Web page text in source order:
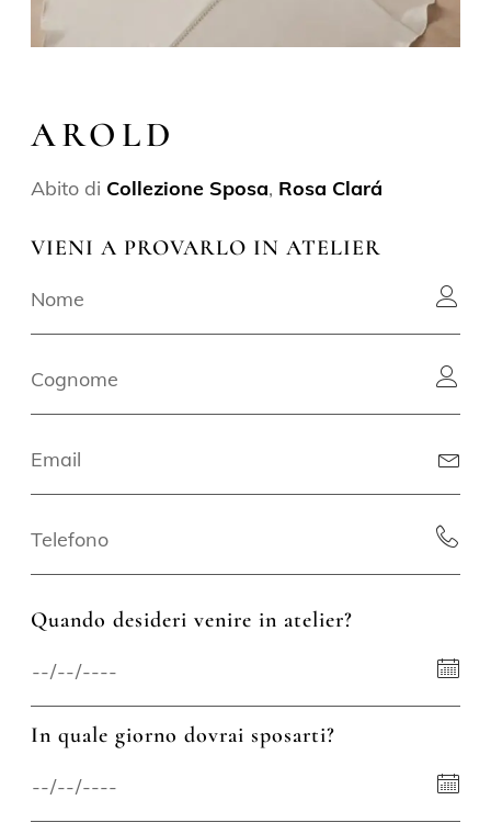
AROLD
Abito di Collezione Sposa, Rosa Clará
VIENI A PROVARLO IN ATELIER
Quando desideri venire in atelier?
In quale giorno dovrai sposarti?